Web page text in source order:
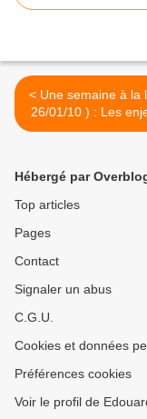
< Une semaine à la loupe (
26/01/10 ) : Les
la réforme des
Hébergé par
Top articles
Pages
Contact
Signaler un abus
C.G.U.
Cookies et données
Préférences cookies
Voir le profil de